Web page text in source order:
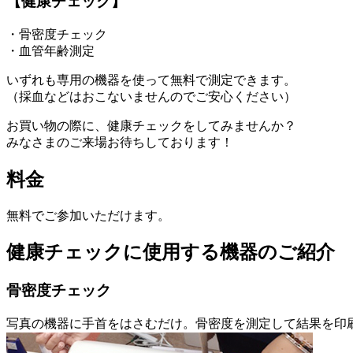
・骨密度チェック
・血管年齢測定
いずれも専用の機器を使って無料で測定できます。
（採血などはおこないませんのでご安心ください）
お買い物の際に、健康チェックをしてみませんか？
みなさまのご来場お待ちしております！
料金
無料でご参加いただけます。
健康チェックに使用する機器のご紹介
骨密度チェック
写真の機器に手首をはさむだけ。骨密度を測定して結果を印